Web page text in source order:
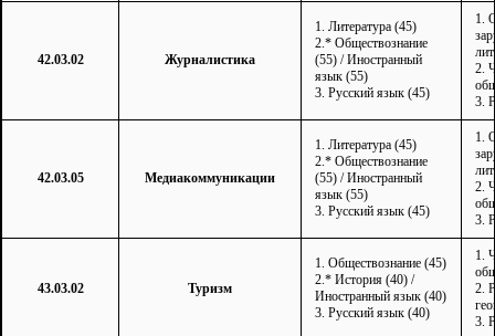
42.03.02 Журналистика
1. Литература (45)
2.* Обществознание
(55) / Иностранный
язык (55)
3. Русский язык (45)
1.
2.
3.
42.03.05 Медиакоммуникации
1. Литература (45)
2.* Обществознание
(55) / Иностранный
язык (55)
3. Русский язык (45)
1.
2.
3.
43.03.02 Туризм
1. Обществознание (45)
2.* История (40) /
Иностранный язык (40)
3. Русский язык (40)
1.
2.
3.